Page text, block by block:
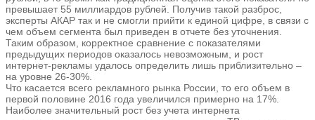
превышает 55 миллиардов рублей. Получив такой разброс,
эксперты АКАР так и не смогли прийти к единой цифре, в связи с
чем объем сегмента был приведен в отчете без уточнения.
Таким образом, корректное сравнение с показателями
предыдущих периодов оказалось невозможным, и рост
интернет-рекламы удалось определить лишь приблизительно –
на уровне 26-30%.
Что касается всего рекламного рынка России, то его объем в
первой половине 2016 года увеличился примерно на 17%.
Наиболее значительный рост без учета интернета